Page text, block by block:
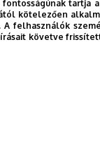
kötelezően
A felhasználók
követve